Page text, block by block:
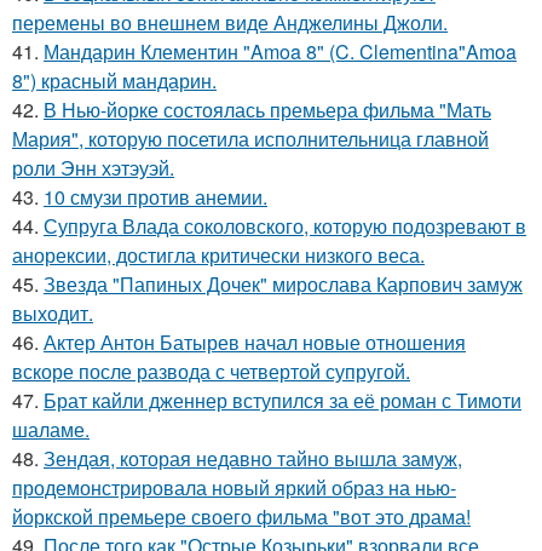
перемены во внешнем виде Анджелины Джоли.
41. Мандарин Клементин "Amoa 8" (C. Clementina"Amoa
8") красный мандарин.
42. В Нью-йорке состоялась премьера фильма "Мать
Мария", которую посетила исполнительница главной
роли Энн хэтэуэй.
43. 10 смузи против анемии.
44. Супруга Влада соколовского, которую подозревают в
анорексии, достигла критически низкого веса.
45. Звезда "Папиных Дочек" мирослава Карпович замуж
выходит.
46. Актер Антон Батырев начал новые отношения
вскоре после развода с четвертой супругой.
47. Брат кайли дженнер вступился за её роман с Тимоти
шаламе.
48. Зендая, которая недавно тайно вышла замуж,
продемонстрировала новый яркий образ на нью-
йоркской премьере своего фильма "вот это драма!